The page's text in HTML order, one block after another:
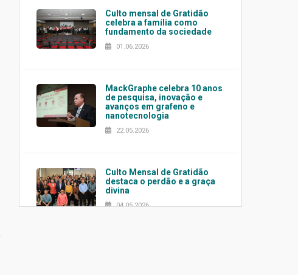
Culto mensal de Gratidão
celebra a família como
fundamento da sociedade
01.06.2026
MackGraphe celebra 10 anos
de pesquisa, inovação e
avanços em grafeno e
nanotecnologia
22.05.2026
Culto Mensal de Gratidão
destaca o perdão e a graça
divina
04.05.2026